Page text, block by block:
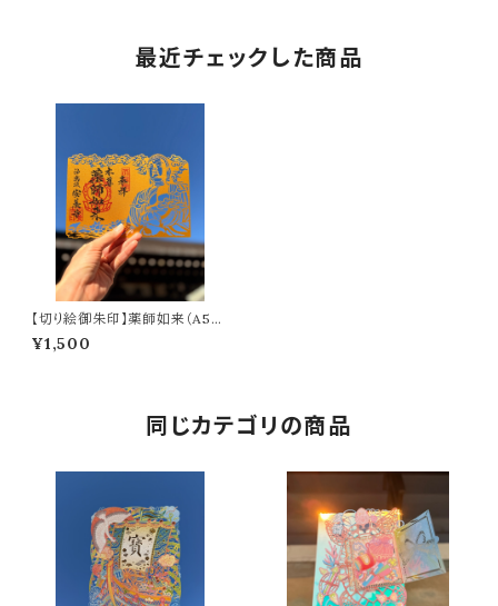
最近チェックした商品
【切り絵御朱印】薬師如来（A5サ
イズ）
¥1,500
同じカテゴリの商品